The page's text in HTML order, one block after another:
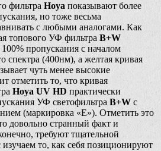
фильтра Hoya показывают более
но тоже весьма
с любыми аналогами. Как
топового УФ фильтра B+W
пропускания с началом
спектра (400нм), а желтая кривая
чуть менее высокие
отметить то, что кривая
Hoya UV HD практически
УФ светофильтра B+W с
(маркировка «E»). Отметить это
довольно странный факт и
требуют тщательной
то, как себя позиционируют